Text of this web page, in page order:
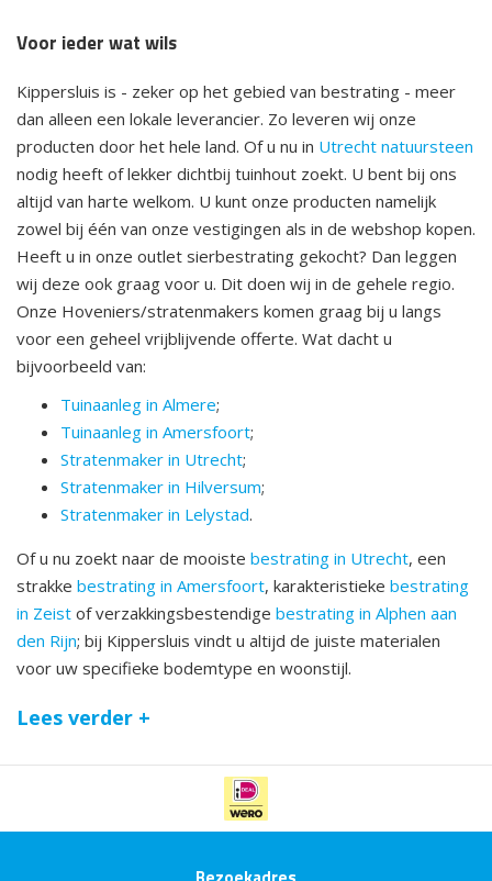
Voor ieder wat wils
Kippersluis is - zeker op het gebied van bestrating - meer
dan alleen een lokale leverancier. Zo leveren wij onze
producten door het hele land. Of u nu in Utrecht natuursteen
nodig heeft of lekker dichtbij tuinhout zoekt. U bent bij ons
altijd van harte welkom. U kunt onze producten namelijk
zowel bij één van onze vestigingen als in de webshop kopen.
Heeft u in onze outlet sierbestrating gekocht? Dan leggen
wij deze ook graag voor u. Dit doen wij in de gehele regio.
Onze Hoveniers/stratenmakers komen graag bij u langs
voor een geheel vrijblijvende offerte. Wat dacht u
bijvoorbeeld van:
Tuinaanleg in Almere;
Tuinaanleg in Amersfoort;
Stratenmaker in Utrecht;
Stratenmaker in Hilversum;
Stratenmaker in Lelystad.
Of u nu zoekt naar de mooiste bestrating in Utrecht, een
strakke bestrating in Amersfoort, karakteristieke bestrating
in Zeist of verzakkingsbestendige bestrating in Alphen aan
den Rijn; bij Kippersluis vindt u altijd de juiste materialen
voor uw specifieke bodemtype en woonstijl.
Lees verder +